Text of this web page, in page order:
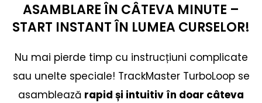
ASAMBLARE ÎN CÂTEVA MINUTE –
START INSTANT ÎN LUMEA CURSELOR!
Nu mai pierde timp cu instrucțiuni complicate
sau unelte speciale! TrackMaster TurboLoop se
asamblează rapid și intuitiv în doar câteva